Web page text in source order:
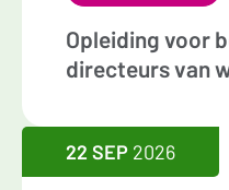
Opleiding voor
directeurs van
22 SEP 2026